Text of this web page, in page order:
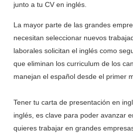
junto a tu CV en inglés.
La mayor parte de las grandes
necesitan seleccionar nuevos
laborales solicitan el inglés como
que eliminan los curriculum de los
manejan el español desde el primer
Tener tu carta de presentación en
inglés, es clave para poder avanzar
quieres trabajar en grandes